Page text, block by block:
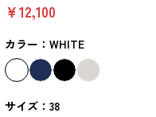
￥12,100
カラー：WHITE
サイズ：38